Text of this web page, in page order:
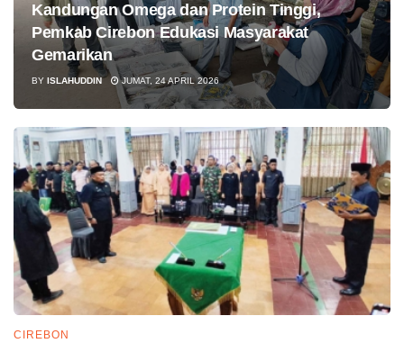
Kandungan Omega dan Protein Tinggi,
Pemkab Cirebon Edukasi Masyarakat
Gemarikan
BY ISLAHUDDIN JUMAT, 24 APRIL 2026
CIREBON